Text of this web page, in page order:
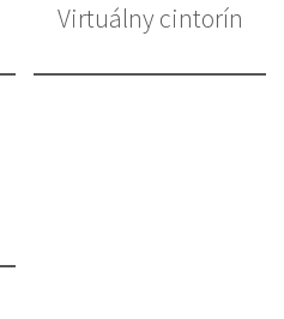
Virtuálny cintorín